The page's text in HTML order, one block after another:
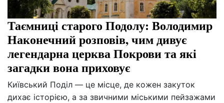
Таємниці старого Подолу: Володимир
Наконечний розповів, чим дивує
легендарна церква Покрови та які
загадки вона приховує
Київський Поділ — це місце, де кожен закуток
дихає історією, а за звичними міськими пейзажами